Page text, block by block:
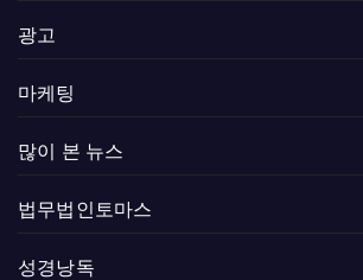
광고
마케팅
많이 본 뉴스
법무법인토마스
성경낭독